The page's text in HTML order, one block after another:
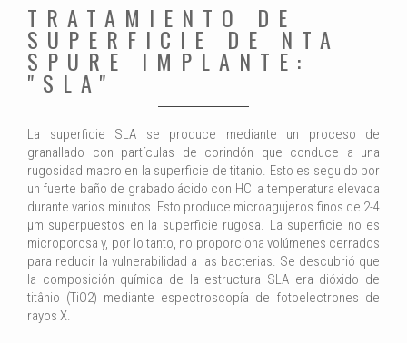
TRATAMIENTO DE
SUPERFICIE DE NTA
SPURE IMPLANTE:
"SLA"
La superficie SLA se produce mediante un proceso de
granallado con partículas de corindón que conduce a una
rugosidad macro en la superficie de titanio. Esto es seguido por
un fuerte baño de grabado ácido con HCl a temperatura elevada
durante varios minutos. Esto produce microagujeros finos de 2-4
μm superpuestos en la superficie rugosa. La superficie no es
microporosa y, por lo tanto, no proporciona volúmenes cerrados
para reducir la vulnerabilidad a las bacterias. Se descubrió que
la composición química de la estructura SLA era dióxido de
titânio (TiO2) mediante espectroscopía de fotoelectrones de
rayos X.